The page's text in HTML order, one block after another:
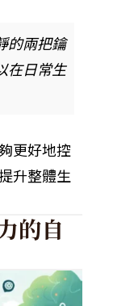
的兩把鑰
在日常生
更好地控
升整體生
的自